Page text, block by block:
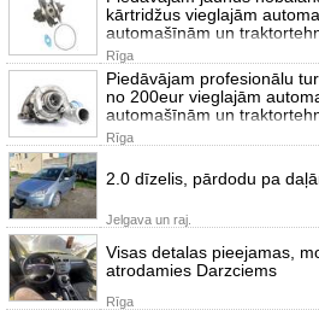
kārtridžus vieglajām
automašīnām un
Rīga
Piedāvājam profesionālu
no 200eur vieglajām
automašīnām un
Rīga
2.0 dīzelis, pārdodu pa
Jelgava un raj.
Visas detalas pieejamas,
atrodamies Darzciems
Rīga